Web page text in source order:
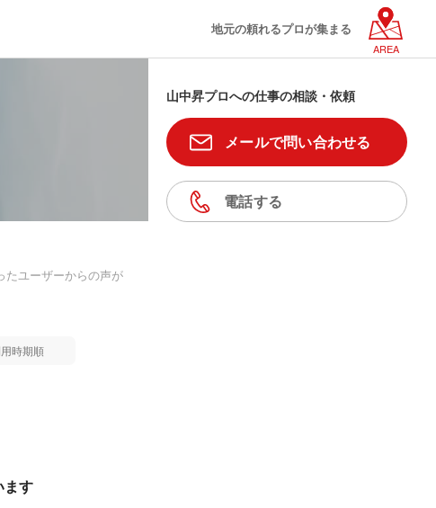
地元の頼れるプロが集まる
AREA
たユーザーからの声が
時期順
ます
山中昇プロへの仕事の相談・依頼
メールで問い合わせる
電話する